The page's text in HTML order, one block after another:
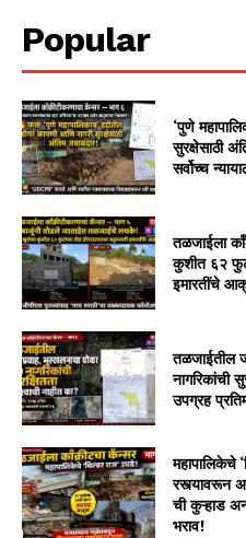
Popular
‘पुणे
सुरक्षेसाठी
सर्वोच्च
तळजाईला
कुशीत ६२
इमारतींचे
तळजाईतील
नागरिकांची
उपग्रह
महापालिकेचे
रस्त्यावरून
ची कुऱ्हाड
भराव!